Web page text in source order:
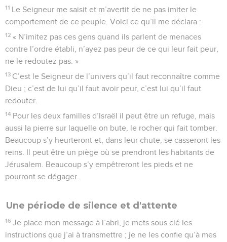
11 Le Seigneur me saisit et m’avertit de ne pas imiter le
comportement de ce peuple. Voici ce qu’il me déclara :
12 « N’imitez pas ces gens quand ils parlent de menaces
contre l’ordre établi, n’ayez pas peur de ce qui leur fait peur,
ne le redoutez pas. »
13 C’est le Seigneur de l’univers qu’il faut reconnaître comme
Dieu ; c’est de lui qu’il faut avoir peur, c’est lui qu’il faut
redouter.
14 Pour les deux familles d’Israël il peut être un refuge, mais
aussi la pierre sur laquelle on bute, le rocher qui fait tomber.
Beaucoup s’y heurteront et, dans leur chute, se casseront les
reins. Il peut être un piège où se prendront les habitants de
Jérusalem. Beaucoup s’y empêtreront les pieds et ne
pourront se dégager.
Une période de silence et d'attente
16 Je place mon message à l’abri, je mets sous clé les
instructions que j’ai à transmettre ; je ne les confie qu’à mes